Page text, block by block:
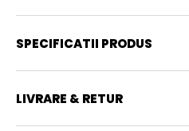
SPECIFICATII PRODUS
LIVRARE & RETUR